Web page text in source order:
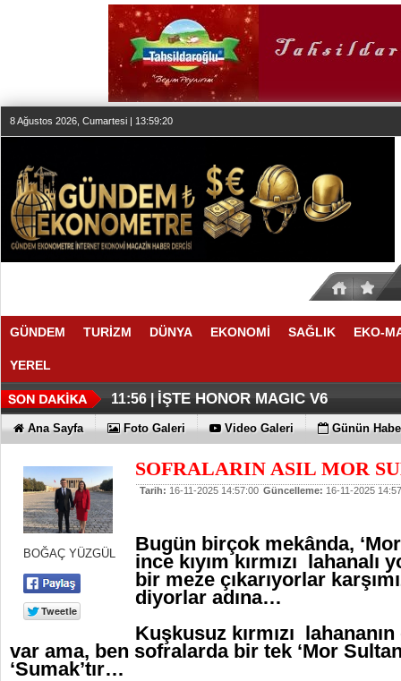
8 Ağustos 2026, Cumartesi | 13:59:21
GÜNDEM TURİZM DÜNYA EKONOMİ SAĞLIK EKO-
YEREL
12:17 |THY REKOR KIRMAYI SEVİYOR
12:02 |ÖZEL FİYATLARLA GELDİLER
11:56 | İŞTE HONOR MAGIC V6
11:53 |TECNO'DA YENİLİKLER VAR
Ana Sayfa Foto Galeri Video Galeri Günün
BOĞAÇ YÜZGÜL
SOFRALARIN ASIL MOR
Tarih: 16-11-2025 14:57:00 Güncelleme: 16-11-2025
Bugün birçok mekânda, ‘Mor
ince kıyım kırmızı lahanalı
bir meze çıkarıyorlar
diyorlar adına…
Kuşkusuz kırmızı lahananın
var ama, ben sofralarda bir tek ‘Mor
‘Sumak’tır…